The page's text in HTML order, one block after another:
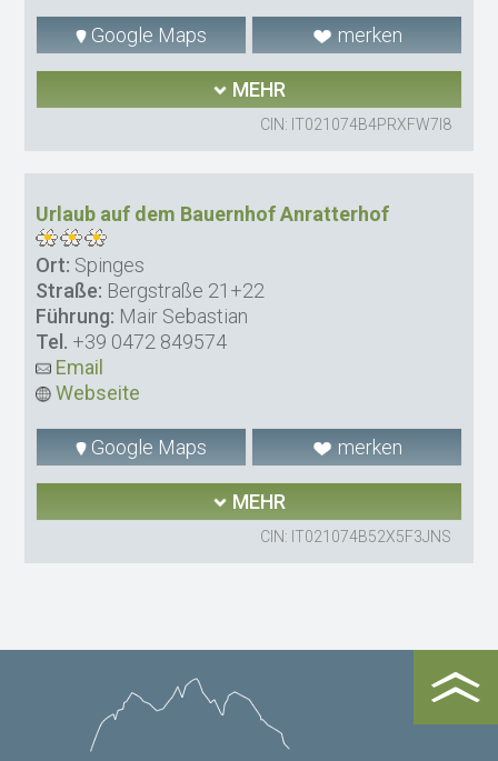
Google Maps merken
MEHR
CIN: IT021074B4PRXFW7I8
Urlaub auf dem Bauernhof Anratterhof
Ort: Spinges
Straße: Bergstraße 21+22
Führung: Mair Sebastian
Tel. +39 0472 849574
Email
Webseite
Google Maps merken
MEHR
CIN: IT021074B52X5F3JNS